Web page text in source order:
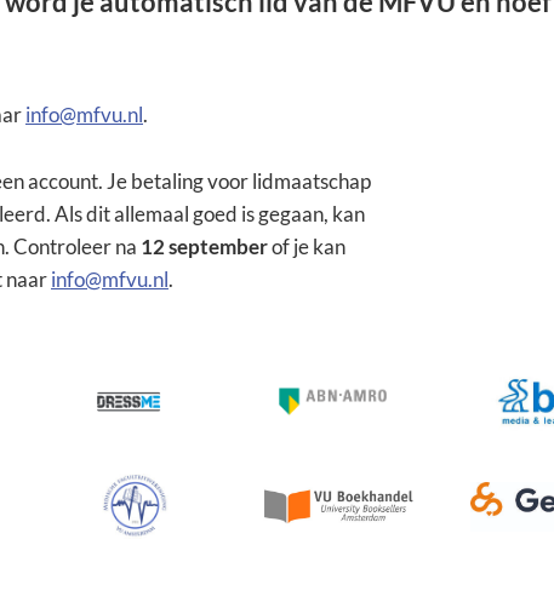
info@mfvu.nl.
account. Je betaling voor lidmaatschap
Als dit allemaal goed is gegaan, kan
Controleer na 12 septemberof je kan
naarinfo@mfvu.nl.